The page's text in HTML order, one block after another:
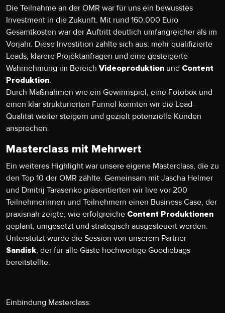
Die Teilnahme an der OMR war für uns ein bewusstes
Investment in die Zukunft. Mit rund 160.000 Euro
Gesamtkosten war der Auftritt deutlich umfangreicher als im
Vorjahr. Diese Investition zahlte sich aus: mehr qualifizierte
Leads, klarere Projektanfragen und eine gesteigerte
Wahrnehmung im Bereich Videoproduktion und Content
Produktion.
Durch Maßnahmen wie ein Gewinnspiel, eine Fotobox und
einen klar strukturierten Funnel konnten wir die Lead-
Qualität weiter steigern und gezielt potenzielle Kunden
ansprechen.
Masterclass mit Mehrwert
Ein weiteres Highlight war unsere eigene Masterclass, die zu
den Top 10 der OMR zählte. Gemeinsam mit Jascha Helmer
und Dmitrij Tarasenko präsentierten wir live vor 200
Teilnehmerinnen und Teilnehmern einen Business Case, der
praxisnah zeigte, wie erfolgreiche Content Produktionen
geplant, umgesetzt und strategisch ausgesteuert werden.
Unterstützt wurde die Session von unserem Partner
Sandisk, der für alle Gäste hochwertige Goodiebags
bereitstellte.
Einbindung Masterclass: